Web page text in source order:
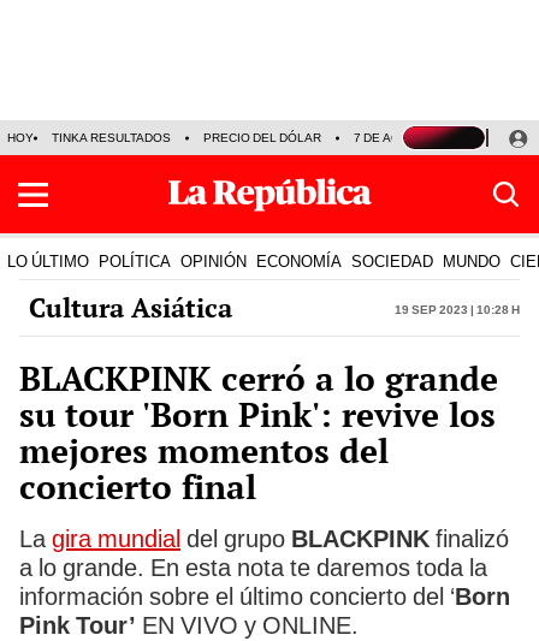
HOY TINKA RESULTADOS PRECIO DEL DÓLAR 7 DE AGOSTO OLLANTA
LO ÚLTIMO POLÍTICA OPINIÓN ECONOMÍA SOCIEDAD MUNDO
Cultura Asiática 19 Sep 2023 | 10:28 h
BLACKPINK cerró a lo grande
su tour 'Born Pink': revive los
mejores momentos del
concierto final
La gira mundial del grupo BLACKPINK finalizó
a lo grande. En esta nota te daremos toda la
información sobre el último concierto del ‘Born
Pink Tour’ EN VIVO y ONLINE.